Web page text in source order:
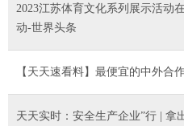
2023江苏体育文化系列展示活动
动-世界头条
【天天速看料】最便宜的中外合
天天实时：安全生产企业”行 | 拿